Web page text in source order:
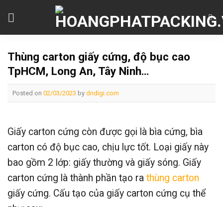
Thùng carton giấy cứng, độ bục cao
TpHCM, Long An, Tây Ninh…
Posted on 02/03/2023 by dndigi.com
Giấy carton cứng còn được gọi là bìa cứng, bìa
carton có độ bục cao, chịu lực tốt. Loại giấy này
bao gồm 2 lớp: giấy thường và giấy sóng. Giấy
carton cứng là thành phần tạo ra thùng carton
giấy cứng. Cấu tạo của giấy carton cứng cụ thể